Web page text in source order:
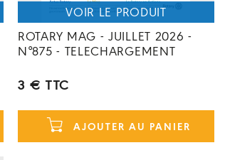
ROTARY MAG - JUILLET 2026 -
N°875 - TELECHARGEMENT
3 € TTC
AJOUTER AU PANIER